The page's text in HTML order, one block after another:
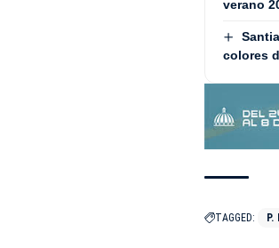
verano
colores
TAGGED: P.